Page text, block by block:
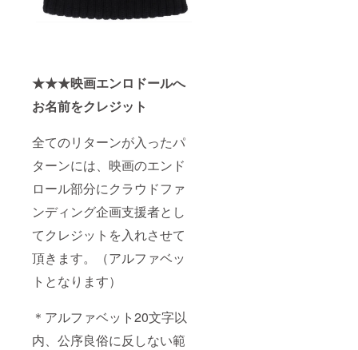
★★★映画エンロドールへ
お名前をクレジット
全てのリターンが入ったパ
ターンには、映画のエンド
ロール部分にクラウドファ
ンディング企画支援者とし
てクレジットを入れさせて
頂きます。（アルファベッ
トとなります）
＊アルファベット20文字以
内、公序良俗に反しない範